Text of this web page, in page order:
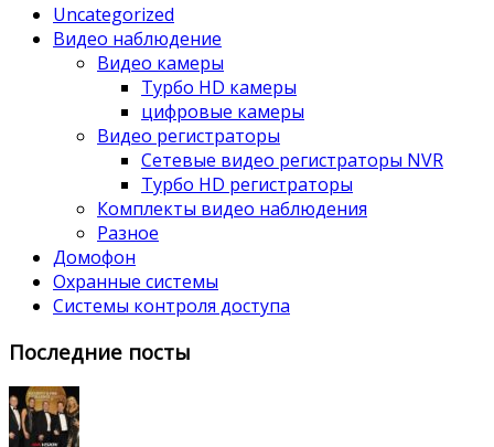
Uncategorized
Видео наблюдение
Видео камеры
Турбо HD камеры
цифровые камеры
Видео регистраторы
Сетевые видео регистраторы NVR
Турбо HD регистраторы
Комплекты видео наблюдения
Разное
Домофон
Охранные системы
Системы контроля доступа
Последние посты